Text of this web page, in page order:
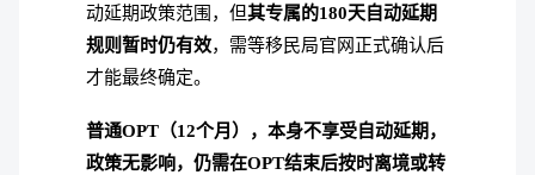
动延期政策范围，但其专属的180天自动延期
规则暂时仍有效，需等移民局官网正式确认后
才能最终确定。
普通OPT（12个月），本身不享受自动延期，
政策无影响，仍需在OPT结束后按时离境或转